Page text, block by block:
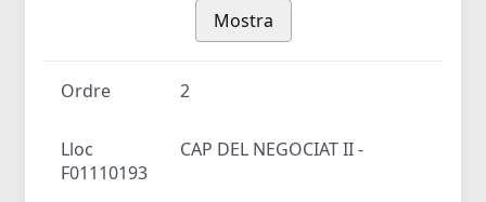
Mostra
Ordre 2
Lloc
CAP DEL NEGOCIAT II -
F01110193